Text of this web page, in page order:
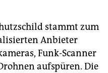
stammt zum
Anbieter
Funk-Scanner
aufspüren. Die